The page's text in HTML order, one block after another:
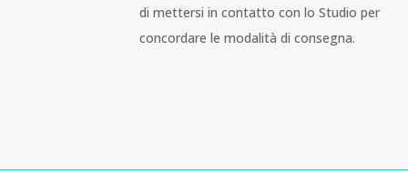
di mettersi in contatto con lo Studio per
concordare le modalità di consegna.